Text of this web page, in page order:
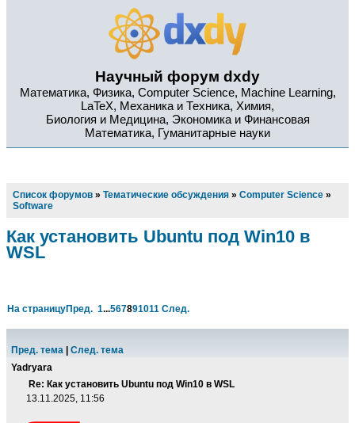
Научный форум dxdy
Математика, Физика, Computer Science, Machine Learning,
LaTeX, Механика и Техника, Химия,
Биология и Медицина, Экономика и Финансовая
Математика, Гуманитарные науки
Список форумов » Тематические обсуждения » Computer Science »
Software
Как установить Ubuntu под Win10 в
WSL
На страницуПред. 1...567891011 След.
Пред. тема
След. тема
Yadryara
Re: Как установить Ubuntu под Win10 в WSL
13.11.2025, 11:56